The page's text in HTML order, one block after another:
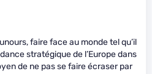
faire face au monde tel qu’il
stratégique de l’Europe dans
de ne pas se faire écraser par